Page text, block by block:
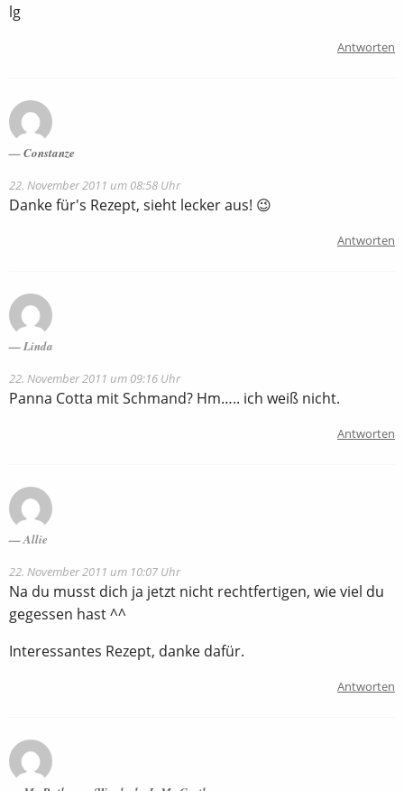
lg
Antworten
Constanze
22. November 2011 um 08:58 Uhr
Danke für's Rezept, sieht lecker aus! 😉
Antworten
Linda
22. November 2011 um 09:16 Uhr
Panna Cotta mit Schmand? Hm….. ich weiß nicht.
Antworten
Allie
22. November 2011 um 10:07 Uhr
Na du musst dich ja jetzt nicht rechtfertigen, wie viel du
gegessen hast ^^
Interessantes Rezept, danke dafür.
Antworten